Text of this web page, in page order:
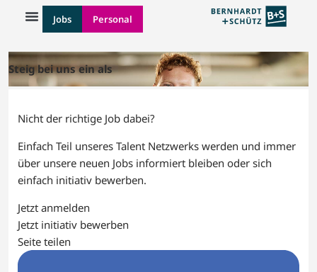
Jobs Personal
Steig bei uns ein als
Nicht der richtige Job dabei?
Einfach Teil unseres Talent Netzwerks werden und immer
über unsere neuen Jobs informiert bleiben oder sich
einfach initiativ bewerben.
Jetzt anmelden
Jetzt initiativ bewerben
Seite teilen